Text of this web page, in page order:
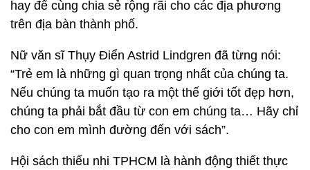
hay để cùng chia sẻ rộng rãi cho các địa phương
trên địa bàn thành phố.
Nữ văn sĩ Thụy Điển Astrid Lindgren đã từng nói:
“Trẻ em là những gì quan trọng nhất của chúng ta.
Nếu chúng ta muốn tạo ra một thế giới tốt đẹp hơn,
chúng ta phải bắt đầu từ con em chúng ta… Hãy chỉ
cho con em mình đường đến với sách”.
Hội sách thiếu nhi TPHCM là hành động thiết thực